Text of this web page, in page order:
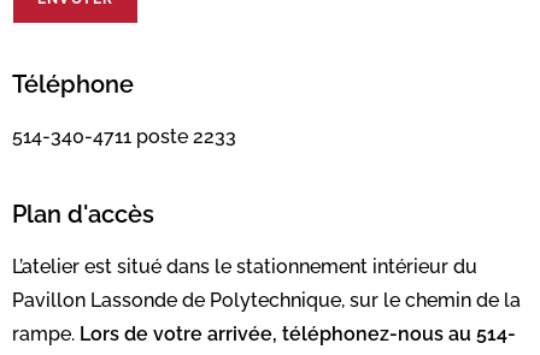
Téléphone
514-340-4711 poste 2233
Plan d'accès
L’atelier est situé dans le stationnement intérieur du
Pavillon Lassonde de Polytechnique, sur le chemin de la
rampe. Lors de votre arrivée, téléphonez-nous au 514-